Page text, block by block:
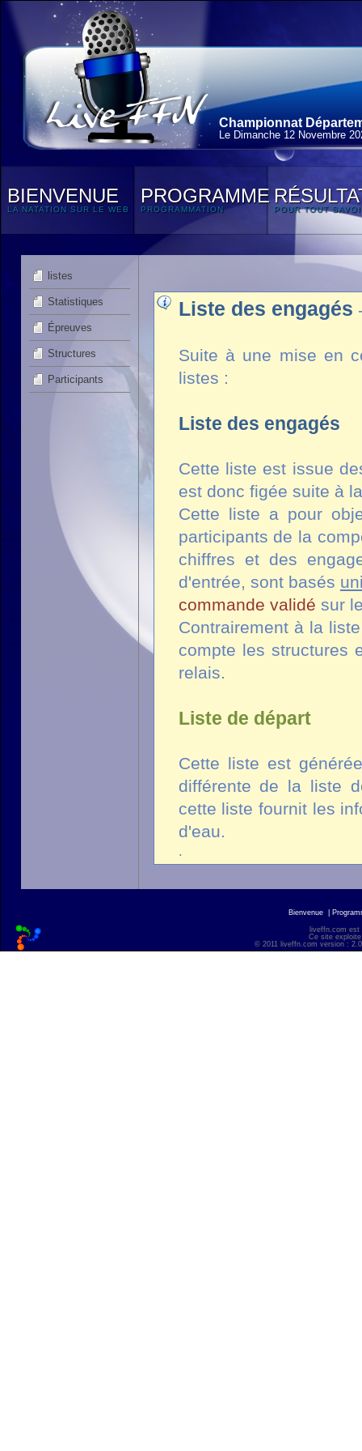
Championnat
Le Dimanche 12 Novembre
BIENVENUE
LA NATATION SUR LE WEB
PROGRAMME
PROGRAMMATION POUR TOUT
listes
Statistiques
Épreuves
Structures
Participants
Liste des engagés
Suite à une mise en
listes :
Liste des engagés
Cette liste est issue
est donc figée suite à
Cette liste a pour
participants de la
chiffres et des
d'entrée, sont basés
commande validé sur
Contrairement à la
compte les structures
relais.
Liste de départ
Cette liste est
différente de la liste
cette liste fournit les
d'eau.
.
Bienvenue
liveffn.com est
Ce site
© 2011 liveffn.com version :